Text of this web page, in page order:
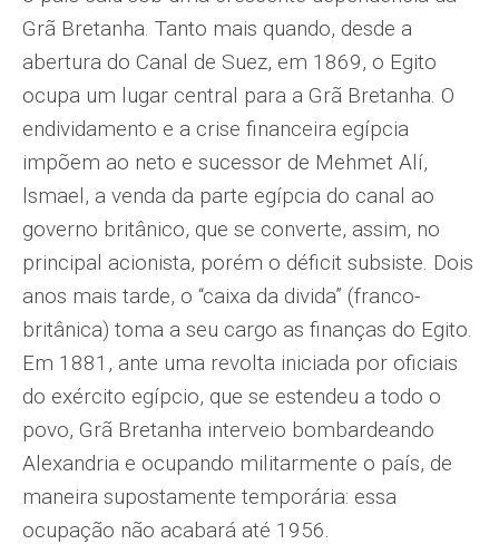
Grã Bretanha. Tanto mais quando, desde a
abertura do Canal de Suez, em 1869, o Egito
ocupa um lugar central para a Grã Bretanha. O
endividamento e a crise financeira egípcia
impõem ao neto e sucessor de Mehmet Alí,
lsmael, a venda da parte egípcia do canal ao
governo britânico, que se converte, assim, no
principal acionista, porém o déficit subsiste. Dois
anos mais tarde, o “caixa da divida” (franco-
britânica) toma a seu cargo as finanças do Egito.
Em 1881, ante uma revolta iniciada por oficiais
do exército egípcio, que se estendeu a todo o
povo, Grã Bretanha interveio bombardeando
Alexandria e ocupando militarmente o país, de
maneira supostamente temporária: essa
ocupação não acabará até 1956.